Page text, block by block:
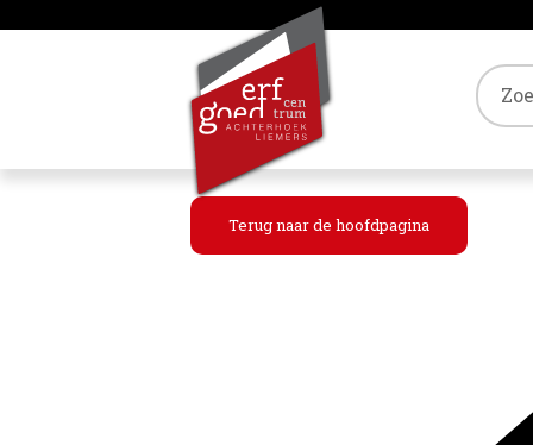
Terug naar de hoofdpagina